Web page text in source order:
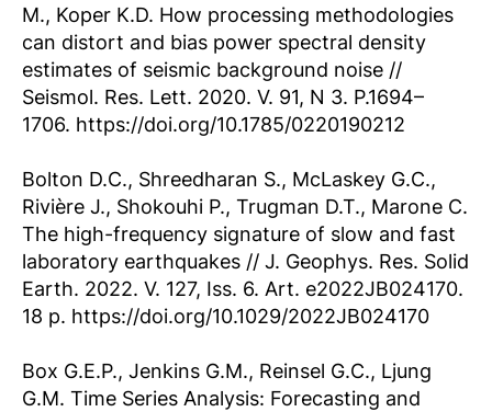
M., Koper K.D. How processing methodologies
can distort and bias power spectral density
estimates of seismic background noise //
Seismol. Res. Lett. 2020. V. 91, N 3. P.1694–
1706. https://doi.org/10.1785/0220190212
Bolton D.C., Shreedharan S., McLaskey G.C.,
Rivière J., Shokouhi P., Trugman D.T., Marone C.
The high-frequency signature of slow and fast
laboratory earthquakes // J. Geophys. Res. Solid
Earth. 2022. V. 127, Iss. 6. Art. e2022JB024170.
18 p. https://doi.org/10.1029/2022JB024170
Box G.E.P., Jenkins G.M., Reinsel G.C., Ljung
G.M. Time Series Analysis: Forecasting and